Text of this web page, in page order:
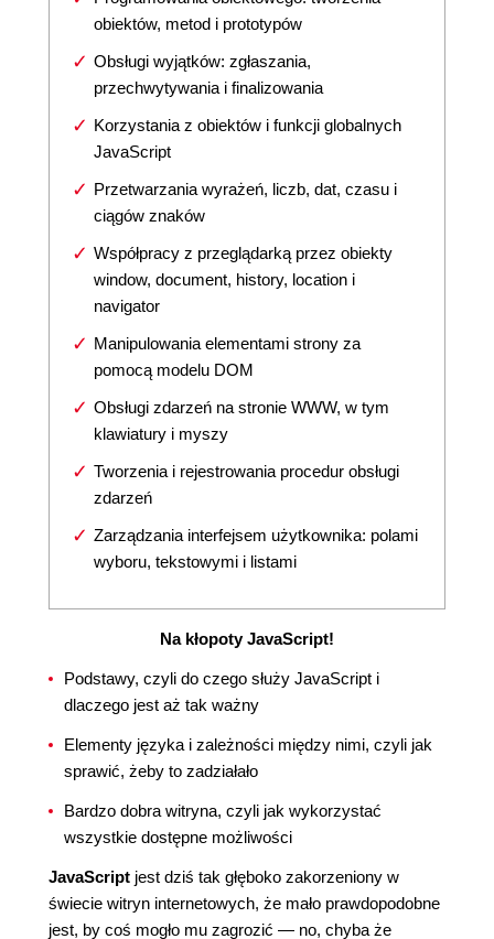
obiektów, metod i prototypów
Obsługi wyjątków: zgłaszania,
przechwytywania i finalizowania
Korzystania z obiektów i funkcji globalnych
JavaScript
Przetwarzania wyrażeń, liczb, dat, czasu i
ciągów znaków
Współpracy z przeglądarką przez obiekty
window, document, history, location i
navigator
Manipulowania elementami strony za
pomocą modelu DOM
Obsługi zdarzeń na stronie WWW, w tym
klawiatury i myszy
Tworzenia i rejestrowania procedur obsługi
zdarzeń
Zarządzania interfejsem użytkownika: polami
wyboru, tekstowymi i listami
Na kłopoty JavaScript!
Podstawy, czyli do czego służy JavaScript i
dlaczego jest aż tak ważny
Elementy języka i zależności między nimi, czyli jak
sprawić, żeby to zadziałało
Bardzo dobra witryna, czyli jak wykorzystać
wszystkie dostępne możliwości
JavaScript jest dziś tak głęboko zakorzeniony w
świecie witryn internetowych, że mało prawdopodobne
jest, by coś mogło mu zagrozić — no, chyba że